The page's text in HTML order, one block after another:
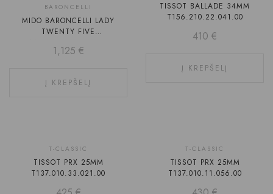
BARONCELLI
MIDO BARONCELLI LADY
TWENTY FIVE
1,125 €
Į KREPŠELĮ
TISSOT BALLADE 34MM
T156.210.22.041.00
410 €
Į KREPŠELĮ
T-CLASSIC
TISSOT PRX 25MM
T137.010.33.021.00
T-CLASSIC
TISSOT PRX 25MM
T137.010.11.056.00